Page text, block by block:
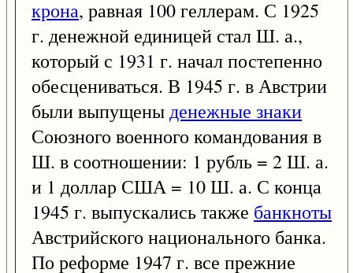
крона, равная 100 геллерам. С 1925
г. денежной единицей стал Ш. а.,
который с 1931 г. начал постепенно
обесцениваться. В 1945 г. в Австрии
были выпущеныденежные знаки
Союзного военного командования в
Ш. в соотношении: 1 рубль = 2 Ш. а.
и 1 доллар США = 10 Ш. а. С конца
1945 г. выпускались также банкноты
Австрийского национального банка.
По реформе 1947 г. все прежние